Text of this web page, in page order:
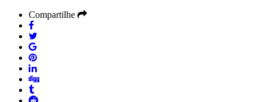
Compartilhe